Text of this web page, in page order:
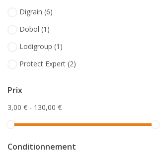
Digrain (6)
Dobol (1)
Lodigroup (1)
Protect Expert (2)
Prix
3,00 € - 130,00 €
Conditionnement